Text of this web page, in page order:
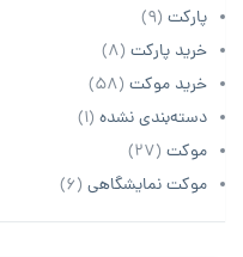
پارکت (9)
خرید پارکت (8)
خرید موکت (58)
دسته‌بندی نشده (1)
موکت (27)
موکت نمایشگاهی (6)